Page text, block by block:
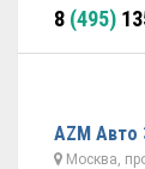
8 (495)
AZM
Москва,